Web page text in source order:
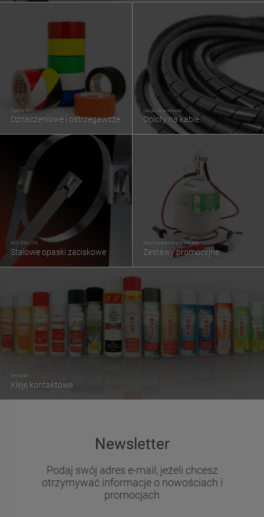
Taśmy BHP
Oznaczeniowe i ostrzegawcze
Owijki na przewody
Oploty na kable
Aerozole
Kleje kontaktowe
AISI 304 i 316
Stalowe opaski zaciskowe
Kleje kontaktowe w butlach
Zestawy promocyjne
Newsletter
Podaj swój adres e-mail, jeżeli chcesz
otrzymywać informacje o nowościach i
promocjach